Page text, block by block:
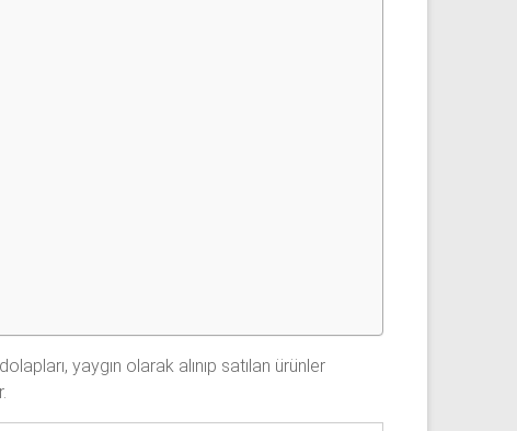
yaygın olarak alınıp satılan ürünler